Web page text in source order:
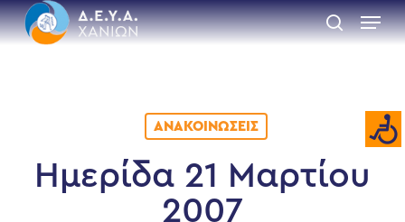
Skip
to
main
search
Menu
ΑΝΑΚΟΙΝΏΣΕΙΣ
Hμερίδα 21 Μαρτίου
2007